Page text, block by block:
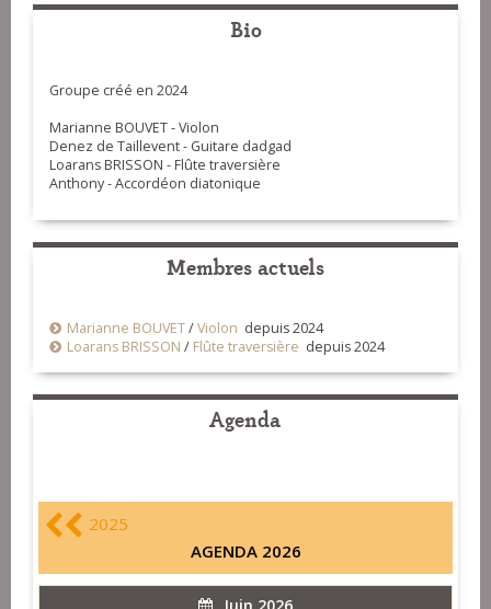
Bio
Groupe créé en 2024
Marianne BOUVET - Violon
Denez de Taillevent - Guitare dadgad
Loarans BRISSON - Flûte traversière
Anthony - Accordéon diatonique
Membres actuels
Marianne BOUVET/Violon depuis 2024
Loarans BRISSON / Flûte traversière depuis 2024
Agenda
2025
AGENDA 2026